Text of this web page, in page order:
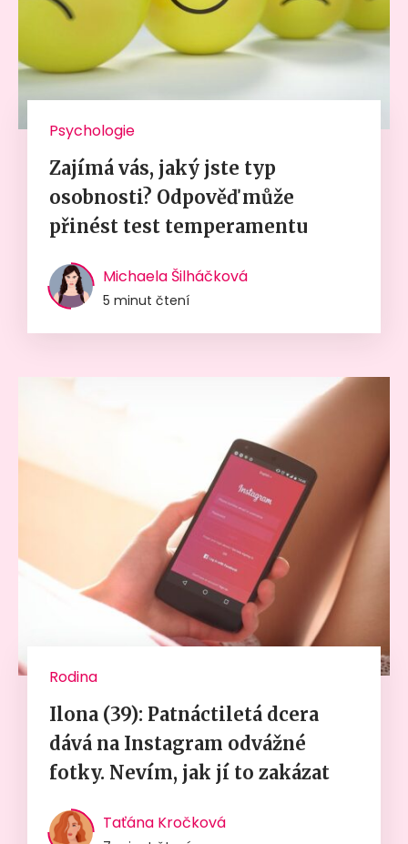
Psychologie
Zajímá vás, jaký jste typ
osobnosti? Odpověď může
přinést test temperamentu
Michaela Šilháčková
5 minut čtení
Rodina
Ilona (39): Patnáctiletá dcera
dává na Instagram odvážné
fotky. Nevím, jak jí to zakázat
Taťána Kročková